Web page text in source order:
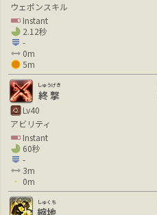
ウェポンスキル
Instant
2.12秒
-
0m
5m
終撃
しゅうげき
Lv40
アビリティ
Instant
60秒
-
3m
0m
しゅくち